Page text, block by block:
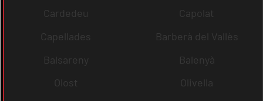
Cardedeu
Capolat
Capellades
Barberà del Vallès
Balsareny
Balenyà
Olost
Olivella